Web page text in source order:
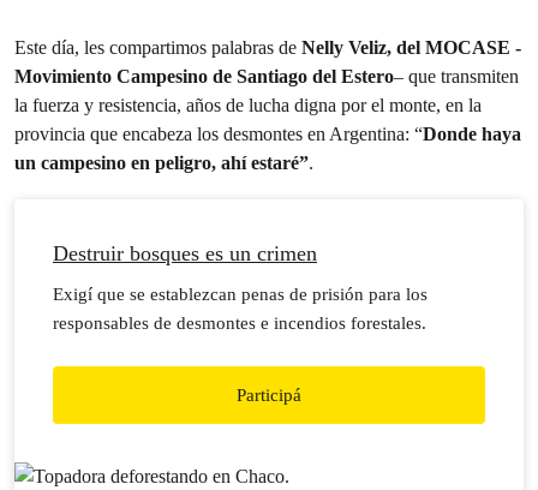
Este día, les compartimos palabras de Nelly Veliz, del MOCASE -
Movimiento Campesino de Santiago del Estero– que transmiten
la fuerza y resistencia, años de lucha digna por el monte, en la
provincia que encabeza los desmontes en Argentina: “Donde haya
un campesino en peligro, ahí estaré”.
Destruir bosques es un crimen
Exigí que se establezcan penas de prisión para los
responsables de desmontes e incendios forestales.
Participá